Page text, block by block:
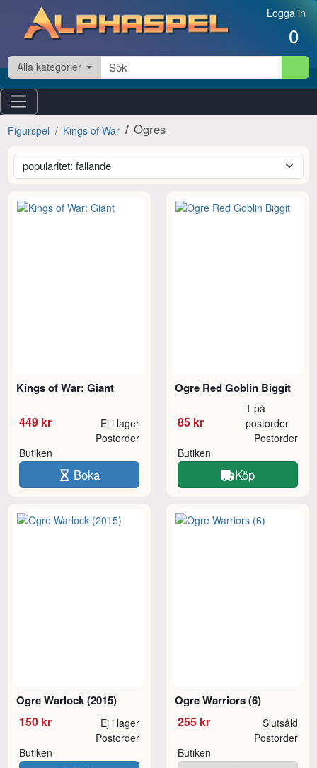
Hoppa till innehåll Logga in
0
Alla kategorier
Figurspel Kings of War Ogres
Kings of War: Giant
449 kr Ej i lager
Butiken
Postorder
Boka
Ogre Red Goblin Biggit
85 kr
1 på
postorder
Butiken
Postorder
Köp
Ogre Warlock (2015)
150 kr Ej i lager
Butiken
Postorder
Ogre Warriors (6)
255 kr Slutsåld
Butiken
Postorder